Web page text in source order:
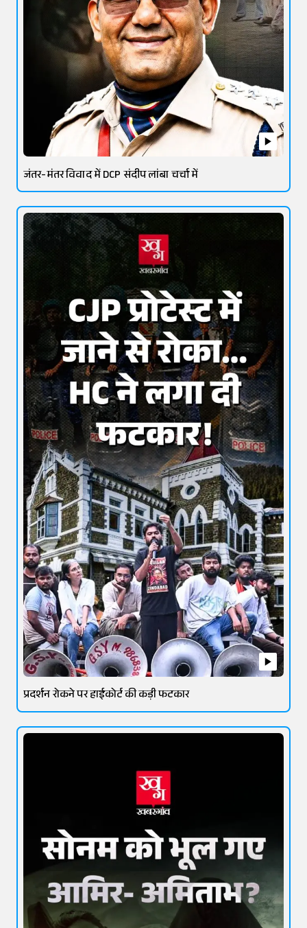
जंतर-मंतर विवाद में DCP संदीप लांबा चर्चा में
प्रदर्शन रोकने पर हाईकोर्ट की कड़ी फटकार